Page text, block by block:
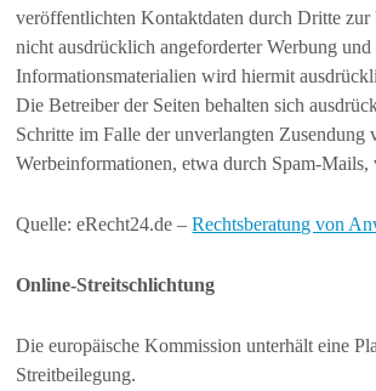
veröffentlichten Kontaktdaten durch Dritte zur
nicht ausdrücklich angeforderter Werbung und
Informationsmaterialien wird hiermit
Die Betreiber der Seiten behalten sich
Schritte im Falle der unverlangten Zusendung
Werbeinformationen, etwa durch Spam-Mails,
Quelle: eRecht24.de –Rechtsberatung von
Online-Streitschlichtung
Die europäische Kommission unterhält eine
Streitbeilegung.